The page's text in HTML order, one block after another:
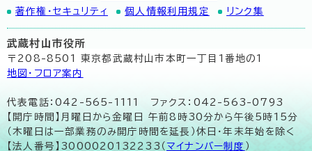
著作権・セキュリティ
個人情報利用規定 リンク集
武蔵村山市役所
〒208-8501 東京都武蔵村山市本町一丁目1番地の1
地図･フロア案内
代表電話：042-565-1111 ファクス：042-563-0793
【開庁時間】月曜日から金曜日 午前8時30分から午後5時15分
（木曜日は一部業務のみ開庁時間を延長）休日・年末年始を除く
【法人番号】3000020132233（ マイナンバー制度 ）